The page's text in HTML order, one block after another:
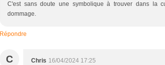
C'est sans doute une symbolique à trouver dans la
dommage.
Répondre
C Chris 16/04/2024 17:25